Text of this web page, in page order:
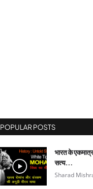
POPULAR POSTS
भारत के
सत्य...
Sharad